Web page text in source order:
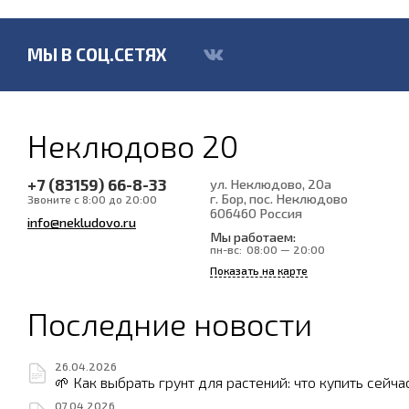
МЫ В СОЦ.СЕТЯХ
Неклюдово 20
+7 (83159) 66-8-33
Звоните с 8:00 до 20:00
info@nekludovo.ru
ул. Неклюдово, 20а
г. Бор, пос. Неклюдово
606460 Россия
Мы работаем:
пн-вс: 08:00 — 20:00
Показать на карте
Последние новости
26.04.2026
🌱 Как выбрать грунт для растений: что купить
07.04.2026